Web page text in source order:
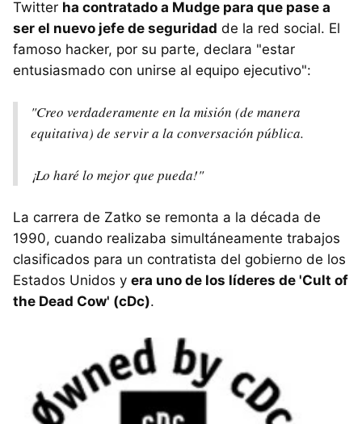
Twitter ha contratado a Mudge para que pase a
ser el nuevo jefe de seguridad de la red social. El
famoso hacker, por su parte, declara "estar
entusiasmado con unirse al equipo ejecutivo":
"Creo verdaderamente en la misión (de manera
equitativa) de servir a la conversación pública.
¡Lo haré lo mejor que pueda!"
La carrera de Zatko se remonta a la década de
1990, cuando realizaba simultáneamente trabajos
clasificados para un contratista del gobierno de los
Estados Unidos y era uno de los líderes de 'Cult of
the Dead Cow' (cDc).